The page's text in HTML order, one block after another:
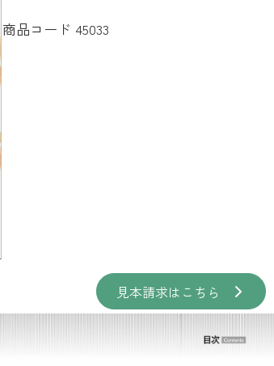
商品コード 45033
見本請求はこちら